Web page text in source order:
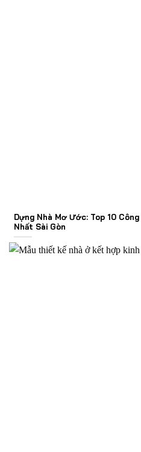
Dựng Nhà Mơ Ước: Top 10
Nhất Sài Gòn